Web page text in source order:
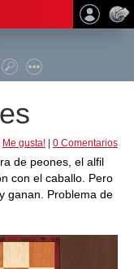
Me gusta! 0 Comentarios
de peones, el alfil
con el caballo. Pero
ganan. Problema de